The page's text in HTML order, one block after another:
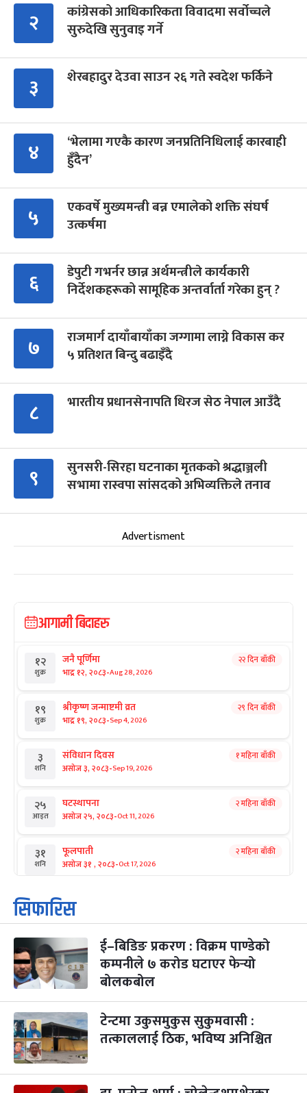
२
कांग्रेसको आधिकारिकता विवादमा सर्वोच्चले
सुरुदेखि सुनुवाइ गर्ने
३ शेरबहादुर देउवा साउन २६ गते स्वदेश फर्किने
४
‘भेलामा गएकै कारण जनप्रतिनिधिलाई कारबाही
हुँदैन’
५
एकवर्षे मुख्यमन्त्री बन्न एमालेको शक्ति संघर्ष
उत्कर्षमा
६
डेपुटी गभर्नर छान्न अर्थमन्त्रीले कार्यकारी
निर्देशकहरूको सामूहिक अन्तर्वार्ता गरेका हुन् ?
७
राजमार्ग दायाँबायाँका जग्गामा लाग्ने विकास कर
५ प्रतिशत बिन्दु बढाइँदै
८ भारतीय प्रधानसेनापति धिरज सेठ नेपाल आउँदै
९
सुनसरी-सिरहा घटनाका मृतकको श्रद्धाञ्जली
सभामा रास्वपा सांसदको अभिव्यक्तिले तनाव
Advertisment
आगामी बिदाहरु
१२
शुक्र
जनै पूर्णिमा
भाद्र १२, २०८३-Aug 28, 2026
२२ दिन बाँकी
१९
शुक्र
श्रीकृष्ण जन्माष्टमी व्रत
भाद्र १९, २०८३-Sep 4, 2026
२९ दिन बाँकी
३
शनि
संविधान दिवस
असोज ३, २०८३-Sep 19, 2026
१ महिना बाँकी
२५
आइत
घटस्थापना
असोज २५, २०८३-Oct 11, 2026
२ महिना बाँकी
३१
शनि
फूलपाती
असोज ३१ , २०८३-Oct 17, 2026
२ महिना बाँकी
१
आइत
कार्तिक सङ्क्रान्ति
कार्तिक १, २०८३
३
मंगल
महानवमी
कार्तिक ३, २०८३-Oct 20, 2026
२ महिना बाँकी
४
५
बिहि
पापा‌ङ्कुशा एकादशी व्रत
कार्तिक ५, २०८३
२ महिना बाँकी
सिफारिस
ई–बिडिङ प्रकरण : विक्रम पाण्डेको
कम्पनीले ७ करोड घटाएर फेर्‍यो
बोलकबोल
टेन्टमा उकुसमुकुस सुकुमवासी :
तत्काललाई ठिक, भविष्य अनिश्चित